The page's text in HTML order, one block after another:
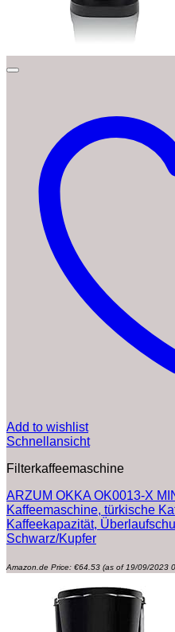
Add to wishlist
Schnellansicht
Filterkaffeemaschine
ARZUM OKKA OK0013-X
Kaffeemaschine, türkische
Kaffeekapazität,
Schwarz/Kupfer
Amazon.de Price: €64.53 (as of 19/09/2023